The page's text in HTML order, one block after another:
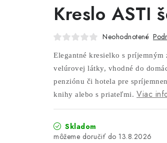
Kreslo ASTI
Neohodnotené
Elegantné kresielko s príjemným
velúrovej látky, vhodné do
penziónu či hotela pre
knihy alebo s priateľmi. Viac
Skladom
13.8.2026